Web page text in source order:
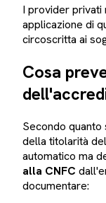
I provider privati
applicazione di
circoscritta ai
Cosa
Secondo
della titolarità
automatico ma
alla CNFC
documentare: